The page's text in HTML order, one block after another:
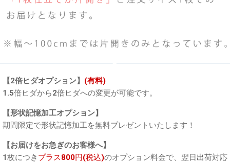
【2倍ヒダオプション】 (有料)
1.5倍ヒダから2倍ヒダへの変更が可能です。
【形状記憶加工オプション】
期間限定で形状記憶加工を無料プレゼントいたします！
【お届けをお急ぎのお客様へ】
1枚につき プラス800円(税込)のオプション料金で、翌日出荷対応